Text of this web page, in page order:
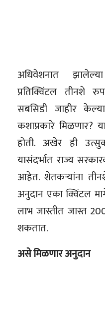
अधिवेशनात
प्रतिक्विंटल तीनशे
सबसिडी जाहीर
कशाप्रकारे मिळणार?
होती. अखेर ही
यासंदर्भात राज्य
आहेत. शेतकऱ्यांना
अनुदान एका क्विंटल
लाभ जास्तीत जास्त
शकतात.
असे मिळणार अनुदान